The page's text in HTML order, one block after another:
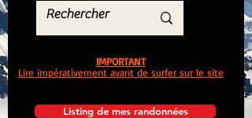
Listing de mes randonnées
IMPORTANT
Lire impérativement avant de surfer sur le site